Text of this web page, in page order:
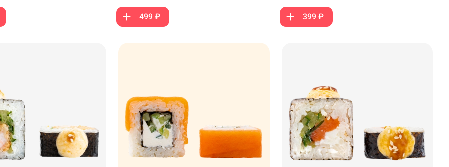
499 ₽ 399 ₽